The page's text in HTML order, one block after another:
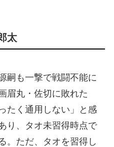
太
嗣も一撃で戦闘不能に
眉丸・佐切に敗れた
たく通用しない」と感
り、タオ未習得時点で
。ただ、タオを習得し